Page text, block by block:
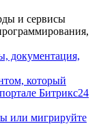
и сервисы
документация,
который
Битрикс24
или мигрируйте